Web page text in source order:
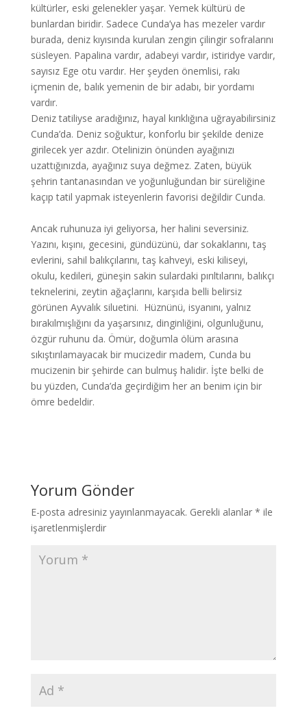
kültürler, eski gelenekler yaşar. Yemek kültürü de
bunlardan biridir. Sadece Cunda’ya has mezeler vardır
burada, deniz kıyısında kurulan zengin çilingir sofralarını
süsleyen. Papalina vardır, adabeyi vardır, istiridye vardır,
sayısız Ege otu vardır. Her şeyden önemlisi, rakı
içmenin de, balık yemenin de bir adabı, bir yordamı
vardır.
Deniz tatiliyse aradığınız, hayal kırıklığına uğrayabilirsiniz
Cunda’da. Deniz soğuktur, konforlu bir şekilde denize
girilecek yer azdır. Otelinizin önünden ayağınızı
uzattığınızda, ayağınız suya değmez. Zaten, büyük
şehrin tantanasından ve yoğunluğundan bir süreliğine
kaçıp tatil yapmak isteyenlerin favorisi değildir Cunda.
Ancak ruhunuza iyi geliyorsa, her halini seversiniz.
Yazını, kışını, gecesini, gündüzünü, dar sokaklarını, taş
evlerini, sahil balıkçılarını, taş kahveyi, eski kiliseyi,
okulu, kedileri, güneşin sakin sulardaki pırıltılarını, balıkçı
teknelerini, zeytin ağaçlarını, karşıda belli belirsiz
görünen Ayvalık siluetini. Hüznünü, isyanını, yalnız
bırakılmışlığını da yaşarsınız, dinginliğini, olgunluğunu,
özgür ruhunu da. Ömür, doğumla ölüm arasına
sıkıştırılamayacak bir mucizedir madem, Cunda bu
mucizenin bir şehirde can bulmuş halidir. İşte belki de
bu yüzden, Cunda’da geçirdiğim her an benim için bir
ömre bedeldir.
Yorum Gönder
E-posta adresiniz yayınlanmayacak. Gerekli alanlar * ile
işaretlenmişlerdir